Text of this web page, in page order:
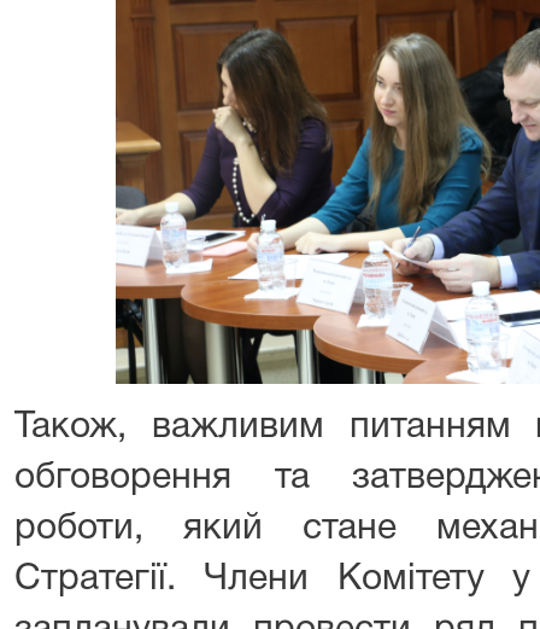
Також, важливим питанням
обговорення та
роботи, який стане
Стратегії. Члени Комітету